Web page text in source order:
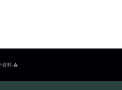
資料 ⚠️